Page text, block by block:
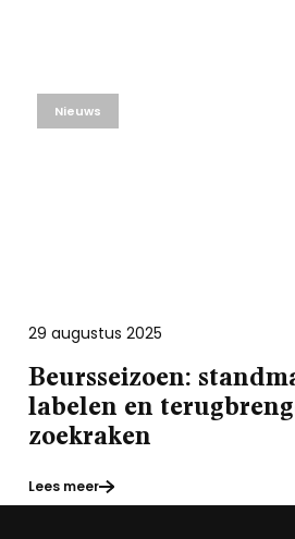
29 augustus 2025
Beursseizoen:
labelen en
zoekraken
Lees meer
Nieuws